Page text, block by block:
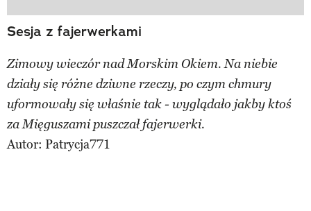
Sesja z fajerwerkami
Zimowy wieczór nad Morskim Okiem. Na niebie
działy się różne dziwne rzeczy, po czym chmury
uformowały się właśnie tak - wyglądało jakby ktoś
za Mięguszami puszczał fajerwerki.
Autor: Patrycja771